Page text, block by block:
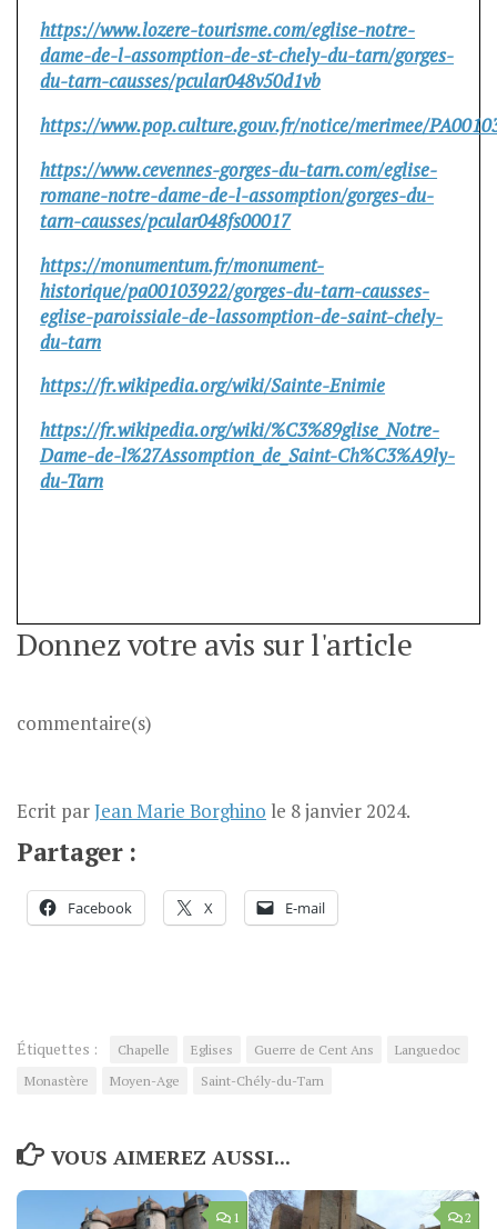
https://www.lozere-tourisme.com/eglise-notre-
dame-de-l-assomption-de-st-chely-du-tarn/gorges-
du-tarn-causses/pcular048v50d1vb
https://www.pop.culture.gouv.fr/notice/merimee/
https://www.cevennes-gorges-du-tarn.com/eglise-
romane-notre-dame-de-l-assomption/gorges-du-
tarn-causses/pcular048fs00017
https://monumentum.fr/monument-
historique/pa00103922/gorges-du-tarn-causses-
eglise-paroissiale-de-lassomption-de-saint-chely-
du-tarn
https://fr.wikipedia.org/wiki/Sainte-Enimie
https://fr.wikipedia.org/wiki/%C3%89glise_Notre-
Dame-de-l%27Assomption_de_Saint-Ch%C3%A9ly-
du-Tarn
Donnez votre avis sur l'article
commentaire(s)
Ecrit parJean Marie Borghino le 8 janvier 2024.
Partager :
Facebook X E-mail
Étiquettes : Chapelle Eglises Guerre de Cent Ans
Languedoc
Monastère
Moyen-Age Saint-Chély-du-Tarn
VOUS AIMEREZ AUSSI...
1 2